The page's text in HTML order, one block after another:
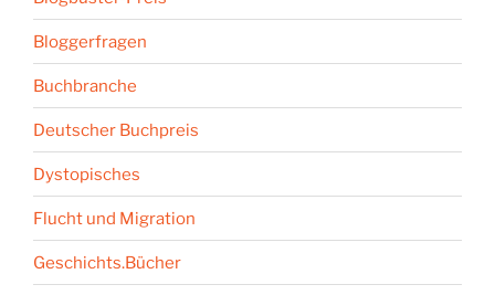
Bloggerfragen
Buchbranche
Deutscher Buchpreis
Dystopisches
Flucht und Migration
Geschichts.Bücher